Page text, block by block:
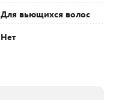
Для вьющихся волос
Нет